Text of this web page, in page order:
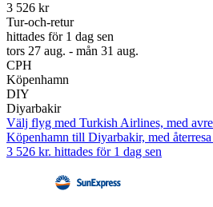
3 526 kr
Tur-och-retur
hittades för 1 dag sen
tors 27 aug. - mån 31 aug.
CPH
Köpenhamn
DIY
Diyarbakir
Välj flyg med Turkish Airlines, med
Köpenhamn till Diyarbakir, med
3 526 kr. hittades för 1 dag sen